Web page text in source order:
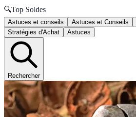
🔍Top Soldes
Astuces et conseils Astuces et Conseils
Stratégies d'Achat
Astuces
Rechercher